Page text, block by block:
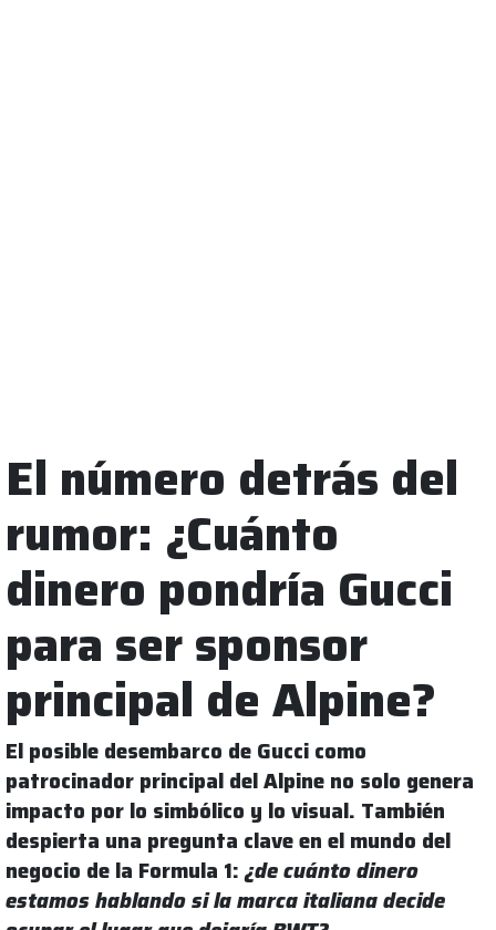
El número detrás del
rumor: ¿Cuánto
dinero pondría Gucci
para ser sponsor
principal de Alpine?
El posible desembarco de Gucci como
patrocinador principal del Alpine no solo genera
impacto por lo simbólico y lo visual. También
despierta una pregunta clave en el mundo del
negocio de la Formula 1:¿de cuánto dinero
estamos hablando si la marca italiana decide